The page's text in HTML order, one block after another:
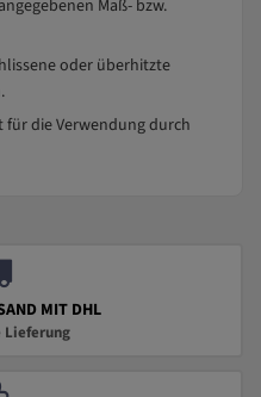
Maß- bzw.
oder überhitzte
die Verwendung durch
MIT DHL
Lieferung